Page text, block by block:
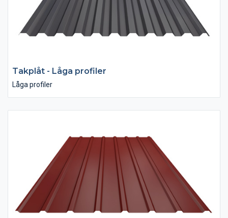
Takplåt - Låga profiler
Låga profiler